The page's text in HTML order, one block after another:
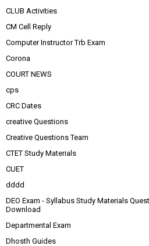
CLUB Activities
CM Cell Reply
Computer Instructor Trb Exam
Corona
COURT NEWS
cps
CRC Dates
creative Questions
Creative Questions Team
CTET Study Materials
CUET
dddd
DEO Exam - Syllabus Study Materials
Download
Departmental Exam
Dhosth Guides